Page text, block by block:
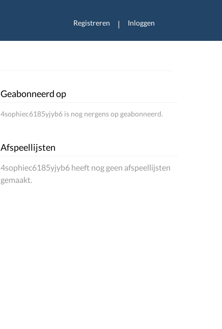
Registreren | Inloggen
Geabonneerd op
4sophiec6185yjyb6 is nog nergens op geabonneerd.
Afspeellijsten
4sophiec6185yjyb6 heeft nog geen afspeellijsten
gemaakt.